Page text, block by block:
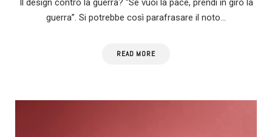
Il design contro la guerra? “Se vuoi la pace, prendi in giro la
guerra”. Si potrebbe così parafrasare il noto…
READ MORE